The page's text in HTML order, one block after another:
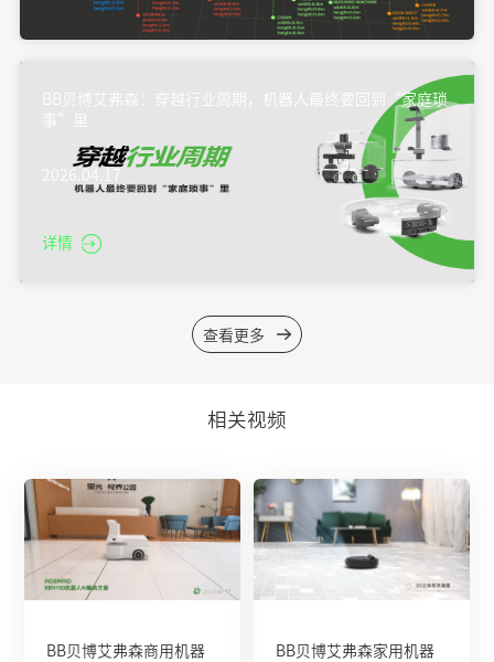
BB贝博艾弗森：穿越行业周期，机器人最终要回到“家庭琐
事”里
2026.04.17
详情
查看更多
相关视频
BB贝博艾弗森商用机器
BB贝博艾弗森家用机器